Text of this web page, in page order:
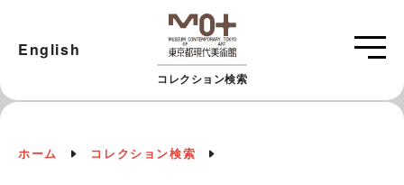
コレクション検索
English
ホーム コレクション検索